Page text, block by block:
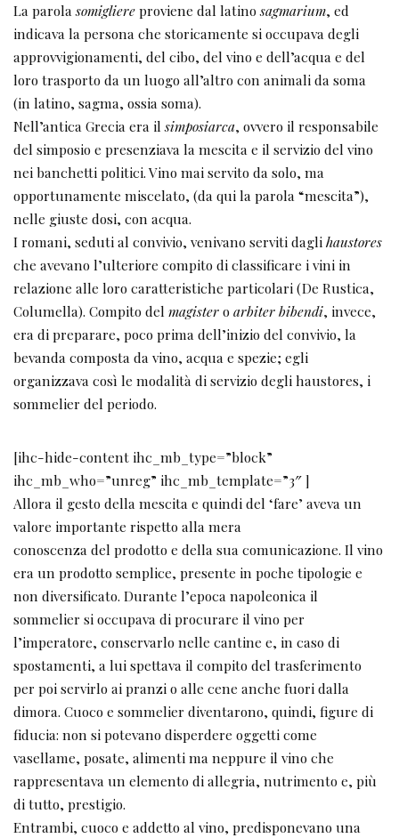
La parolasomigliereproviene dal latinosagmarium, ed
indicava la persona che storicamente si occupava degli
approvvigionamenti, del cibo, del vino e dell’acqua e del
loro trasporto da un luogo all’altro con animali da soma
(in latino, sagma, ossia soma).
Nell’antica Grecia era ilsimposiarca, ovvero il responsabile
del simposio e presenziava la mescita e il servizio del vino
nei banchetti politici. Vino mai servito da solo, ma
opportunamente miscelato, (da qui la parola “mescita”),
nelle giuste dosi, con acqua.
I romani, seduti al convivio, venivano serviti daglihaustores
che avevano l’ulteriore compito di classificare i vini in
relazione alle loro caratteristiche particolari (De Rustica,
Columella). Compito del magisteroarbiter bibendi, invece,
era di preparare, poco prima dell’inizio del convivio, la
bevanda composta da vino, acqua e spezie; egli
organizzava così le modalità di servizio degli haustores, i
sommelier del periodo.
[ihc-hide-content ihc_mb_type=”block”
ihc_mb_who=”unreg” ihc_mb_template=”3″ ]
Allora il gesto della mescita e quindi del ‘fare’ aveva un
valore importante rispetto alla mera
conoscenza del prodotto e della sua comunicazione. Il vino
era un prodotto semplice, presente in poche tipologie e
non diversificato. Durante l’epoca napoleonica il
sommelier si occupava di procurare il vino per
l’imperatore, conservarlo nelle cantine e, in caso di
spostamenti, a lui spettava il compito del trasferimento
per poi servirlo ai pranzi o alle cene anche fuori dalla
dimora. Cuoco e sommelier diventarono, quindi, figure di
fiducia: non si potevano disperdere oggetti come
vasellame, posate, alimenti ma neppure il vino che
rappresentava un elemento di allegria, nutrimento e, più
di tutto, prestigio.
Entrambi, cuoco e addetto al vino, predisponevano una